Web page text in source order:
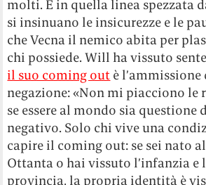
molti. È in quella linea spezzata
si insinuano le insicurezze e le
che Vecna il nemico abita per
chi possiede. Will ha vissuto
il suo coming out è l’ammissione
negazione: «Non mi piacciono le
se essere al mondo sia questione
negativo. Solo chi vive una
capire il coming out: se sei nato
Ottanta o hai vissuto l’infanzia e
provincia, la propria identità è